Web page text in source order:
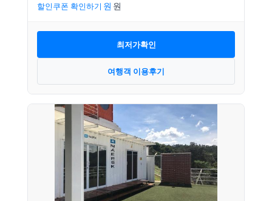
할인쿠폰 확인하기
최저가확인
여행객 이용후기